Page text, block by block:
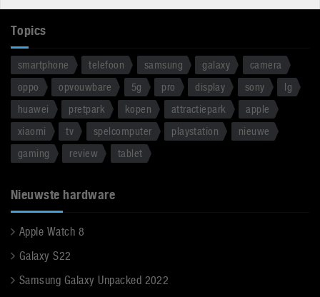
Topics
smartphone telefoon samsung galaxy
camera
oppo
opvouwbare 5g pro display sony
lg
huawei
pretpark kopen attractiepark
apple
xiaomi
tv spelcomputer playstation
nieuwe
gaming
review tablet
Nieuwste hardware
Apple Watch 8
Galaxy S22
Samsung Galaxy Unpacked 2022